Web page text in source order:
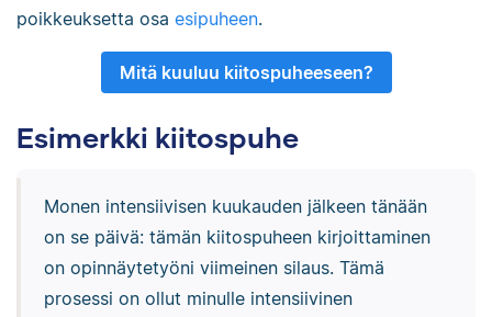
poikkeuksetta osa esipuheen.
Mitä kuuluu kiitospuheeseen?
Esimerkki kiitospuhe
Monen intensiivisen kuukauden jälkeen tänään
on se päivä: tämän kiitospuheen kirjoittaminen
on opinnäytetyöni viimeinen silaus. Tämä
prosessi on ollut minulle intensiivinen